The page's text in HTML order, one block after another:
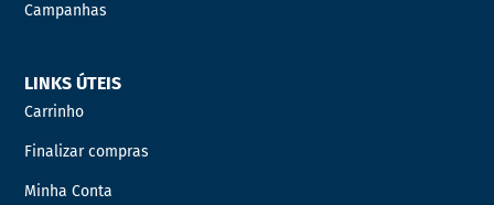
Campanhas
LINKS ÚTEIS
Carrinho
Finalizar compras
Minha Conta